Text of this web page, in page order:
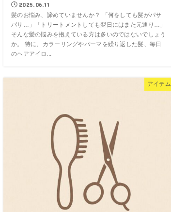
2025.06.11
髪のお悩み、諦めていませんか？ 「何をしても髪がパサ
パサ…」「トリートメントしても翌日にはまた元通り…」
そんな髪の悩みを抱えている方は多いのではないでしょう
か。 特に、カラーリングやパーマを繰り返した髪、毎日
のヘアアイロ...
アイテム